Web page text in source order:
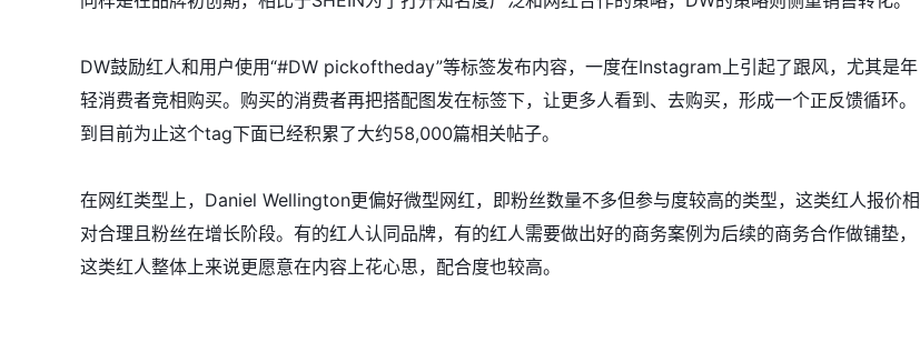
DW鼓励红人和用户使用“#DW pickoftheday”等标签发布内容，一度在Instagram上引起了跟风，尤其是年
轻消费者竞相购买。购买的消费者再把搭配图发在标签下，让更多人看到、去购买，形成一个正反馈循环。
到目前为止这个tag下面已经积累了大约58,000篇相关帖子。
在网红类型上，Daniel Wellington更偏好微型网红，即粉丝数量不多但参与度较高的类型，这类红人报价相
对合理且粉丝在增长阶段。有的红人认同品牌，有的红人需要做出好的商务案例为后续的商务合作做铺垫，
这类红人整体上来说更愿意在内容上花心思，配合度也较高。